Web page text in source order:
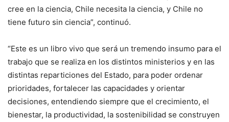
cree en la ciencia, Chile necesita la ciencia, y Chile no
tiene futuro sin ciencia”, continuó.
“Este es un libro vivo que será un tremendo insumo para el
trabajo que se realiza en los distintos ministerios y en las
distintas reparticiones del Estado, para poder ordenar
prioridades, fortalecer las capacidades y orientar
decisiones, entendiendo siempre que el crecimiento, el
bienestar, la productividad, la sostenibilidad se construyen